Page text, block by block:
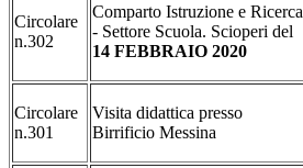
Circolare
n.302
Comparto Istruzione e Ricerca
- Settore Scuola. Scioperi del
14 FEBBRAIO 2020
Circolare
n.301
Visita didattica presso
Birrificio Messina